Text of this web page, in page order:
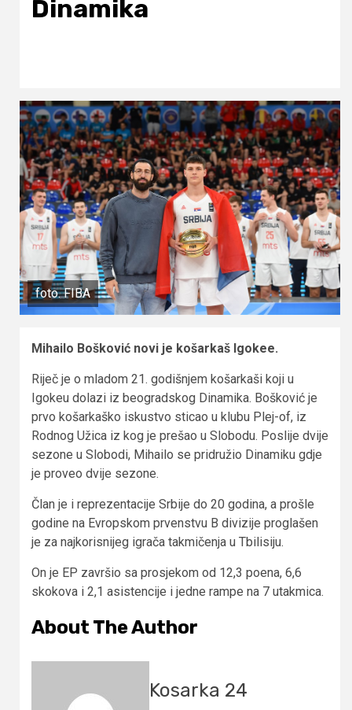
Dinamika
foto. FIBA
Mihailo Bošković novi je košarkaš Igokee.
Riječ je o mladom 21. godišnjem košarkaši koji u
Igokeu dolazi iz beogradskog Dinamika. Bošković je
prvo košarkaško iskustvo sticao u klubu Plej-of, iz
Rodnog Užica iz kog je prešao u Slobodu. Poslije dvije
sezone u Slobodi, Mihailo se pridružio Dinamiku gdje
je proveo dvije sezone.
Član je i reprezentacije Srbije do 20 godina, a prošle
godine na Evropskom prvenstvu B divizije proglašen
je za najkorisnijeg igrača takmičenja u Tbilisiju.
On je EP završio sa prosjekom od 12,3 poena, 6,6
skokova i 2,1 asistencije i jedne rampe na 7 utakmica.
About The Author
Kosarka 24